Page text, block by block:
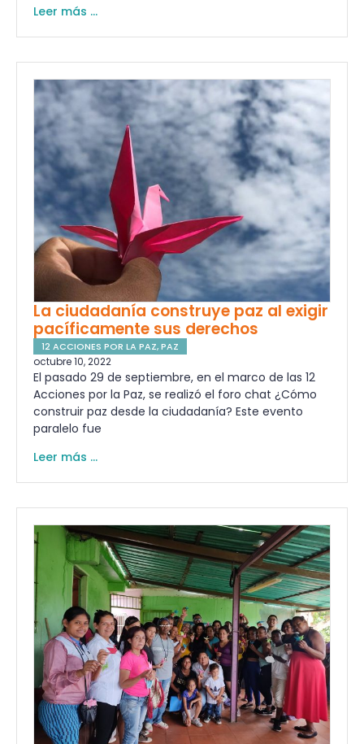
Leer más ...
La ciudadanía construye paz al exigir
pacíficamente sus derechos
12 ACCIONES POR LA PAZ,PAZ
octubre 10, 2022
El pasado 29 de septiembre, en el marco de las 12
Acciones por la Paz, se realizó el foro chat ¿Cómo
construir paz desde la ciudadanía? Este evento
paralelo fue
Leer más ...